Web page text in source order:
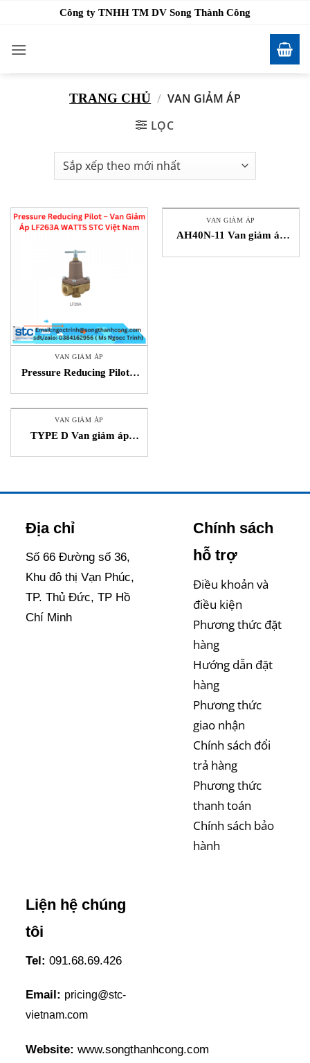
nội
dung
Công ty TNHH TM DV Song Thành Công
TRANG CHỦ / VAN GIẢM ÁP
LỌC
VAN GIẢM ÁP
Pressure Reducing Pilot –
VAN GIẢM ÁP
AH40N-11 Van giảm áp
VAN GIẢM ÁP
TYPE D Van giảm áp
Địa chỉ
Số 66 Đường số 36,
Khu đô thị Vạn Phúc,
TP. Thủ Đức, TP Hồ
Chí Minh
Chính sách
hỗ trợ
Điều khoản và
điều kiện
Phương thức đặt
hàng
Hướng dẫn đặt
hàng
Phương thức
giao nhận
Chính sách đổi
trả hàng
Phương thức
thanh toán
Chính sách bảo
hành
Liện hệ chúng
tôi
Tel: 091.68.69.426
Email: pricing@stc-
vietnam.com
Website:www.songthanhcong.com